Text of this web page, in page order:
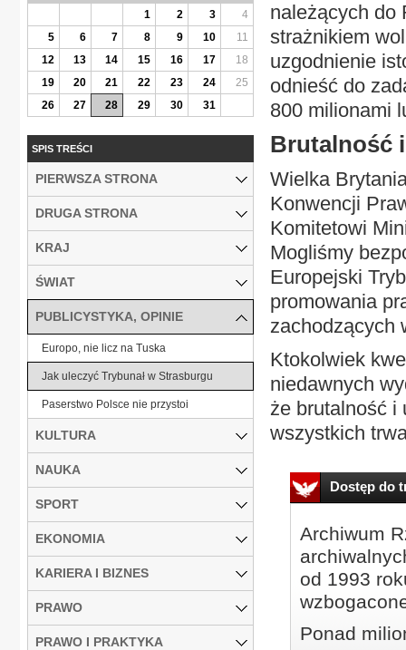
należących do
strażnikiem
uzgodnienie
odnieść do
800 milionami
Brutalność
Wielka
Konwencji
Komitetowi
Mogliśmy
Europejski
promowania
zachodzących
Ktokolwiek
niedawnych
że brutalność i
wszystkich
Dostęp do
Archiwum
od 1993
Ponad
1
2 3
4
5
6 7 8 9 10
11
12
13 14 15 16 17
18
19
20 21 22 23 24
25
26
27 28 29 30 31
SPIS TREŚCI
PIERWSZA STRONA
DRUGA STRONA
KRAJ
ŚWIAT
PUBLICYSTYKA, OPINIE
Europo, nie licz na Tuska
Jak uleczyć Trybunał w Strasburgu
Paserstwo Polsce nie przystoi
KULTURA
NAUKA
SPORT
EKONOMIA
KARIERA I BIZNES
PRAWO
PRAWO I PRAKTYKA